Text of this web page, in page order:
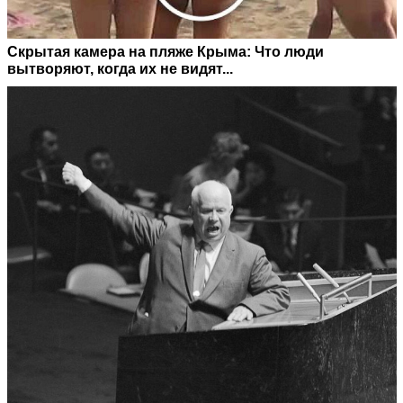
Скрытая камера на пляже Крыма: Что люди
вытворяют, когда их не видят...